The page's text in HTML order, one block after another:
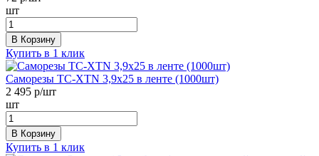
шт
В Корзину
Купить в 1 клик
Саморезы ТС-XTN 3,9x25 в ленте (1000шт)
2 495 р/шт
шт
В Корзину
Купить в 1 клик